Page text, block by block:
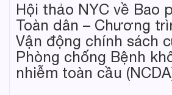
Hội thảo NYC về Bao
Toàn dân – Chương
Vận động chính sách
Phòng chống Bệnh
nhiễm toàn cầu